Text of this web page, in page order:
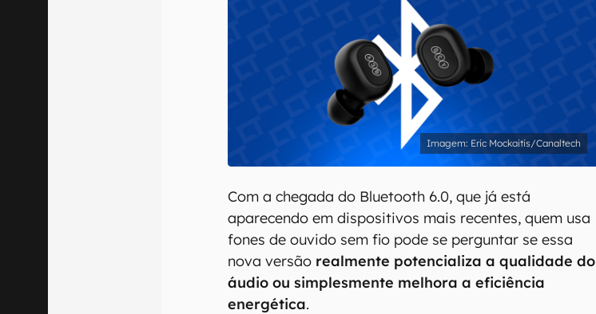
Confirmo que li, aceito e concordo com os
Eric Mockaitis/Canaltech
Com a chegada do Bluetooth 6.0, que já está
aparecendo em dispositivos mais recentes, quem usa
fones de ouvido sem fio pode se perguntar se essa
nova versão realmente potencializa a qualidade do
áudio ou simplesmente melhora a eficiência
energética.